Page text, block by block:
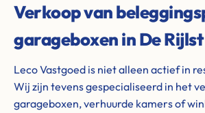
Verkoop van
garageboxen in De Rijlst
Leco Vastgoed is niet alleen actief in
Wij zijn tevens gespecialiseerd in het
garageboxen, verhuurde kamers of